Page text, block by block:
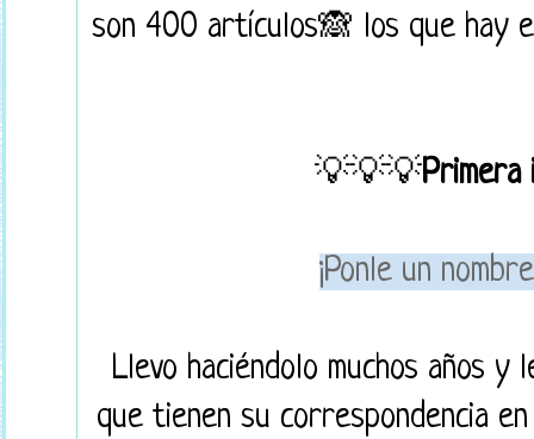
son 400 artículos🙈 los que hay
💡💡💡Primera
¡Ponle un
Llevo haciéndolo muchos años y
que tienen su correspondencia